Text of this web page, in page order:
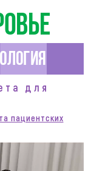
для
пациентских